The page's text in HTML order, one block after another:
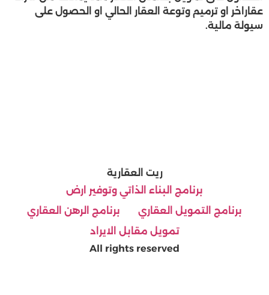
عقاراخر او ترميم وتوعة العقار الحالي او الحصول على
سيولة مالية.
ريت العقارية
برنامج البناء الذاتي وتوفير ارض
برنامج التمويل العقاري
برنامج الرهن العقاري
تمويل مقابل الايراد
All rights reserved